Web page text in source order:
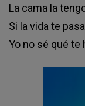
La cama la
Si la vida te
Yo no sé qué te